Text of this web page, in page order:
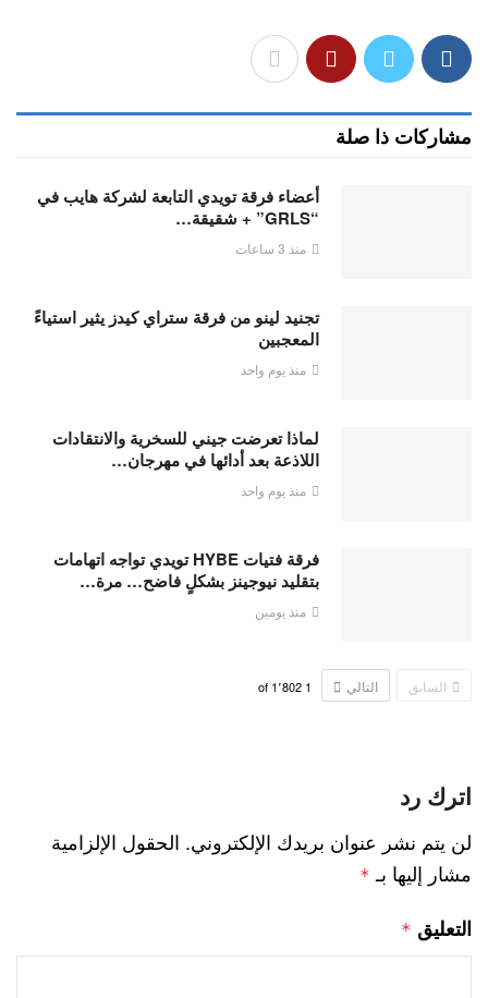
مشاركات ذا صلة
أعضاء فرقة تويدي التابعة لشركة هايب في
“GRLS” + شقيقة…
منذ 3 ساعات
تجنيد لينو من فرقة ستراي كيدز يثير استياءً
المعجبين
منذ يوم واحد
لماذا تعرضت جيني للسخرية والانتقادات
اللاذعة بعد أدائها في مهرجان…
منذ يوم واحد
فرقة فتيات HYBE تويدي تواجه اتهامات
بتقليد نيوجينز بشكلٍ فاضح… مرة…
منذ يومين
السابق التالي 1 1٬802
اترك رد
لن يتم نشر عنوان بريدك الإلكتروني. الحقول الإلزامية
مشار إليها بـ *
التعليق *